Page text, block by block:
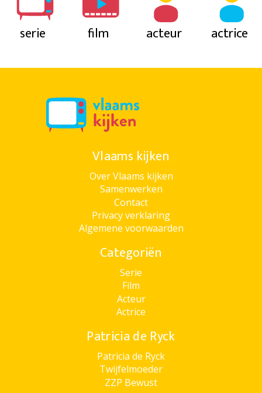
serie film acteur actrice
Vlaams kijken
Over Vlaams kijken
Samenwerken
Contact
Privacy verklaring
Algemene voorwaarden
Categoriën
Serie
Film
Acteur
Actrice
Patricia de Ryck
Patricia de Ryck
Twijfelmoeder
ZZP Bewust